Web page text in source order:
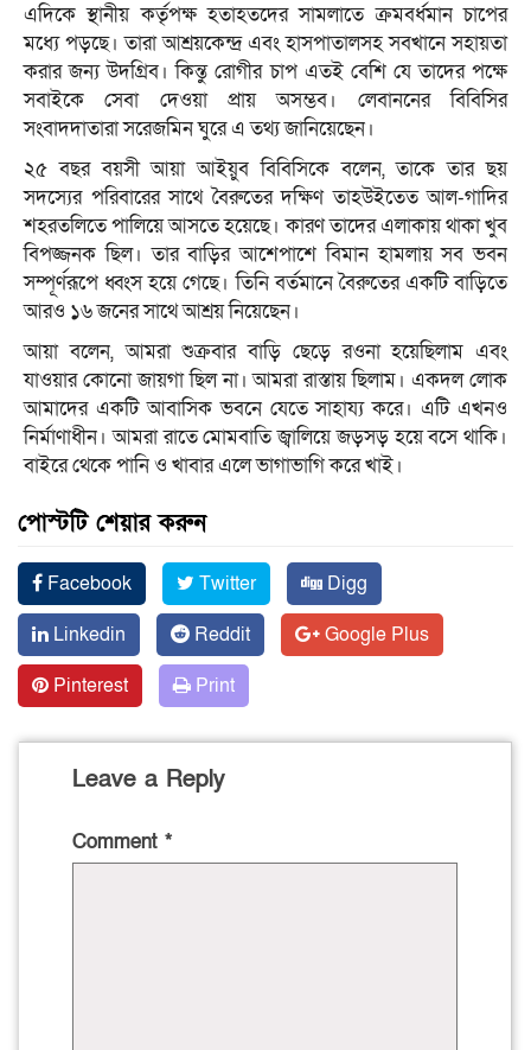
এদিকে স্থানীয় কর্তৃপক্ষ হতাহতদের সামলাতে ক্রমবর্ধমান চাপের
মধ্যে পড়ছে। তারা আশ্রয়কেন্দ্র এবং হাসপাতালসহ সবখানে সহায়তা
করার জন্য উদগ্রিব। কিন্তু রোগীর চাপ এতই বেশি যে তাদের পক্ষে
সবাইকে সেবা দেওয়া প্রায় অসম্ভব। লেবাননের বিবিসির
সংবাদদাতারা সরেজমিন ঘুরে এ তথ্য জানিয়েছেন।
২৫ বছর বয়সী আয়া আইয়ুব বিবিসিকে বলেন, তাকে তার ছয়
সদস্যের পরিবারের সাথে বৈরুতের দক্ষিণ তাহউইতেত আল-গাদির
শহরতলিতে পালিয়ে আসতে হয়েছে। কারণ তাদের এলাকায় থাকা খুব
বিপজ্জনক ছিল। তার বাড়ির আশেপাশে বিমান হামলায় সব ভবন
সম্পূর্ণরূপে ধ্বংস হয়ে গেছে। তিনি বর্তমানে বৈরুতের একটি বাড়িতে
আরও ১৬ জনের সাথে আশ্রয় নিয়েছেন।
আয়া বলেন, আমরা শুক্রবার বাড়ি ছেড়ে রওনা হয়েছিলাম এবং
যাওয়ার কোনো জায়গা ছিল না। আমরা রাস্তায় ছিলাম। একদল লোক
আমাদের একটি আবাসিক ভবনে যেতে সাহায্য করে। এটি এখনও
নির্মাণাধীন। আমরা রাতে মোমবাতি জ্বালিয়ে জড়সড় হয়ে বসে থাকি।
বাইরে থেকে পানি ও খাবার এলে ভাগাভাগি করে খাই।
পোস্টটি শেয়ার করুন
Facebook Twitter
Digg
Linkedin
Reddit
Google Plus
Pinterest
Print
Leave a Reply
Comment *